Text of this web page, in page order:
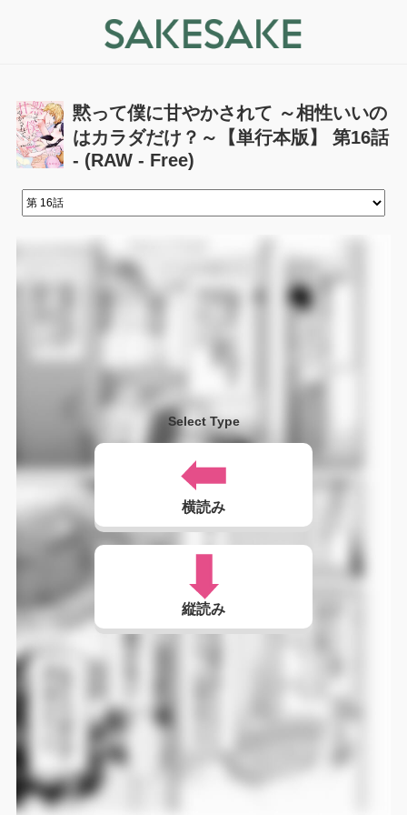
黙って僕に甘やかされて ～相性いいの
はカラダだけ？～【単行本版】 第16話
- (RAW - Free)
Select Type
横読み
縦読み